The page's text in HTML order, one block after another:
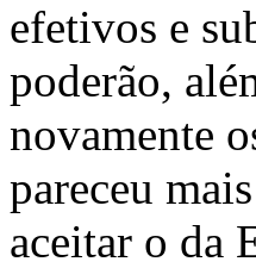
efetivos e
poderão,
novamente
pareceu
aceitar o da